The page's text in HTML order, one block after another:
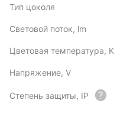
Тип цоколя
Световой поток, lm
Цветовая температура, K
Напряжение, V
Степень защиты, IP